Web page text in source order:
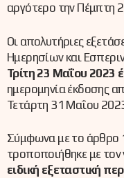
αργότερο την Πέμπτη
Οι απολυτήριες
Ημερησίων και
Τρίτη 23 Μαΐου 2023
ημερομηνία έκδοσης
Τετάρτη 31 Μαΐου
Σύμφωνα με το άρθρο
τροποποιήθηκε με
ειδική εξεταστική